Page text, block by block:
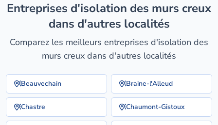
entreprises d'isolation des murs creux
dans d'autres localités
Comparez les meilleurs entreprises d'isolation des
murs creux dans d'autres localités
Beauvechain Braine-l'Alleud
Chastre Chaumont-Gistoux